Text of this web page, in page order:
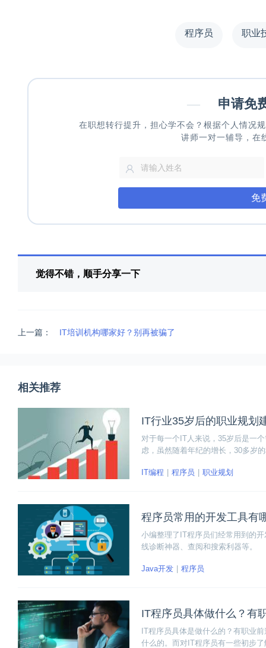
程序员 职业
— 申请免
在职想转行提升，担心学不会？根据个人情况
讲师一对一辅导，在
免
觉得不错，顺手分享一下
上一篇： IT培训机构哪家好？别再被骗了
相关推荐
IT行业35岁后的职业规划
对于每一个IT人来说，35岁后是一
虑，虽然随着年纪的增长，30多岁
IT编程
程序员 职业规划
程序员常用的开发工具有
小编整理了IT程序员们经常用到的
线诊断神器、查阅和搜索利器等。
Java开发 程序员
IT程序员具体做什么？有
IT程序员具体是做什么的？有职业
什么的。而对IT程序员有一些初步